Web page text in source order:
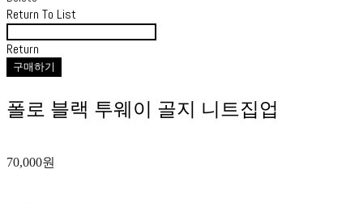
Return To List
Return
구매하기
폴로 블랙 투웨이 골지 니트집업
70,000원